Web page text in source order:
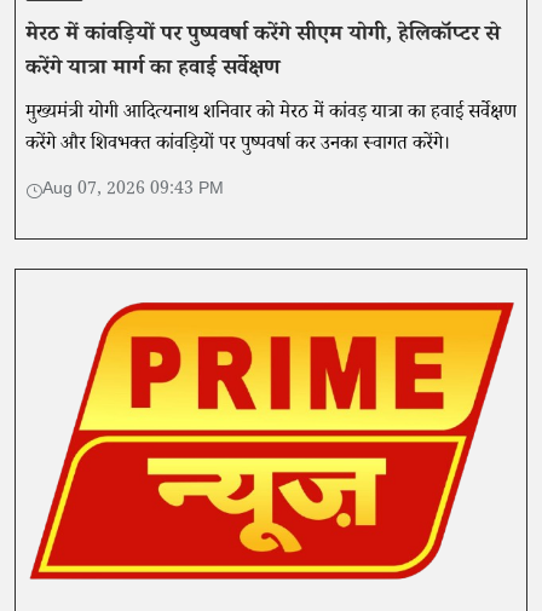
मेरठ में कांवड़ियों पर पुष्पवर्षा करेंगे सीएम योगी, हेलिकॉप्टर से
करेंगे यात्रा मार्ग का हवाई सर्वेक्षण
मुख्यमंत्री योगी आदित्यनाथ शनिवार को मेरठ में कांवड़ यात्रा का हवाई सर्वेक्षण
करेंगे और शिवभक्त कांवड़ियों पर पुष्पवर्षा कर उनका स्वागत करेंगे।
Aug 07, 2026 09:43 PM